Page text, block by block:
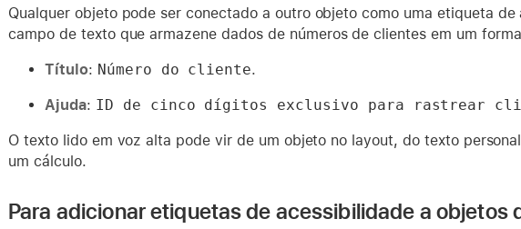
Qualquer objeto pode ser conectado a outro objeto como uma etiqueta
campo de texto que armazene dados de números de clientes em um
Título: Número do cliente.
Ajuda: ID de cinco dígitos exclusivo para rastrear
O texto lido em voz alta pode vir de um objeto no layout, do texto
um cálculo.
Para adicionar etiquetas de acessibilidade a objetos